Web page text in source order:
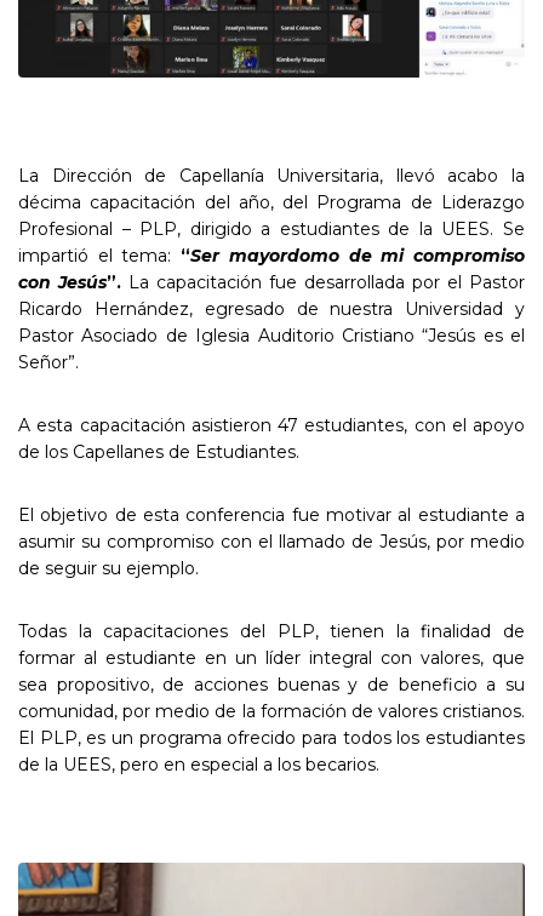
La Dirección de Capellanía Universitaria, llevó acabo la
décima capacitación del año, del Programa de Liderazgo
Profesional – PLP, dirigido a estudiantes de la UEES. Se
impartió el tema: “Ser mayordomo de mi compromiso
con Jesús”. La capacitación fue desarrollada por el Pastor
Ricardo Hernández, egresado de nuestra Universidad y
Pastor Asociado de Iglesia Auditorio Cristiano “Jesús es el
Señor”.
A esta capacitación asistieron 47 estudiantes, con el apoyo
de los Capellanes de Estudiantes.
El objetivo de esta conferencia fue motivar al estudiante a
asumir su compromiso con el llamado de Jesús, por medio
de seguir su ejemplo.
Todas la capacitaciones del PLP, tienen la finalidad de
formar al estudiante en un líder integral con valores, que
sea propositivo, de acciones buenas y de beneficio a su
comunidad, por medio de la formación de valores cristianos.
El PLP, es un programa ofrecido para todos los estudiantes
de la UEES, pero en especial a los becarios.